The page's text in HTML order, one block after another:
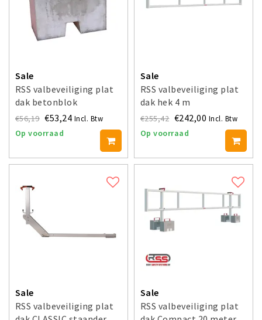
Sale
RSS valbeveiliging plat
dak betonblok
€56,19 €53,24 Incl. Btw
Op voorraad
Sale
RSS valbeveiliging plat
dak hek 4 m
€255,42 €242,00 Incl. Btw
Op voorraad
Sale
RSS valbeveiliging plat
Sale
RSS valbeveiliging plat